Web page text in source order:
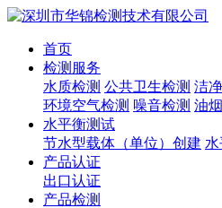
首页
检测服务
水质检测 公共卫生检测 洁
环境空气检测 噪音检测 油
水平衡测试
节水型载体（单位）创建
产品认证
出口认证
产品检测